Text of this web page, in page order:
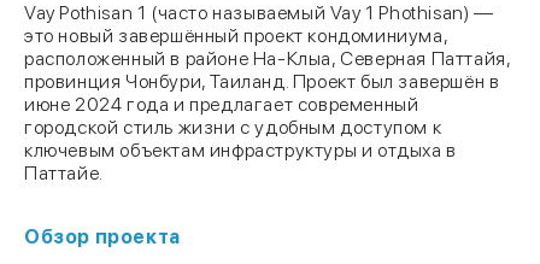
Vay Pothisan 1 (часто называемый Vay 1 Phothisan) —
это новый завершённый проект кондоминиума,
расположенный в районе На-Клыа, Северная Паттайя,
провинция Чонбури, Таиланд. Проект был завершён в
июне 2024 года и предлагает современный
городской стиль жизни с удобным доступом к
ключевым объектам инфраструктуры и отдыха в
Паттайе.
Обзор проекта